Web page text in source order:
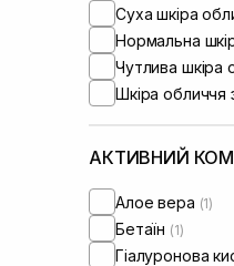
Суха шкіра
Нормальна
Чутлива шкіра
Шкіра обличчя
АКТИВНИЙ
Алое вера (1)
Бетаїн (1)
Гіалуронова